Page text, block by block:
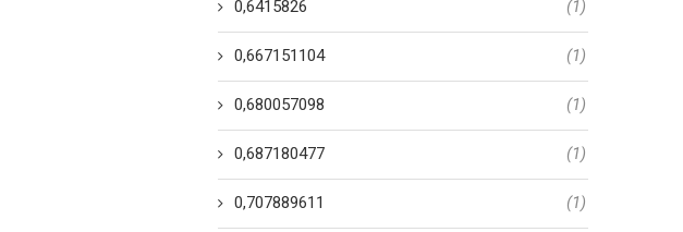
0,6415826 (1)
0,667151104 (1)
0,680057098 (1)
0,687180477 (1)
0,707889611 (1)